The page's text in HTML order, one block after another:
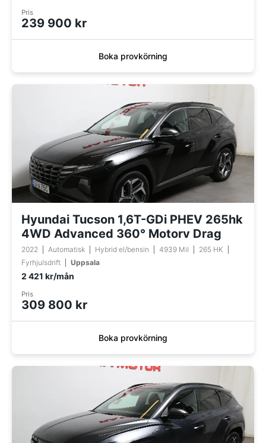
Pris
239 900 kr
Boka provkörning
Hyundai Tucson 1,6T-GDi PHEV 265hk
4WD Advanced 360° Motorv Drag
2022 Automatisk Hybrid el/bensin 4939 Mil
265 HK
Fyrhjulsdrift
Uppsala
2 421 kr/mån
Pris
309 800 kr
Boka provkörning